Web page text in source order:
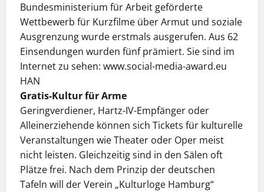
Bundesministerium für Arbeit geförderte
Wettbewerb für Kurzfilme über Armut und soziale
Ausgrenzung wurde erstmals ausgerufen. Aus 62
Einsendungen wurden fünf prämiert. Sie sind im
Internet zu sehen: www.social-media-award.eu
HAN
Gratis-Kultur für Arme
Geringverdiener, Hartz-IV-Empfänger oder
Alleinerziehende können sich Tickets für kulturelle
Veranstaltungen wie Theater oder Oper meist
nicht leisten. Gleichzeitig sind in den Sälen oft
Plätze frei. Nach dem Prinzip der deutschen
Tafeln will der Verein „Kulturloge Hamburg“